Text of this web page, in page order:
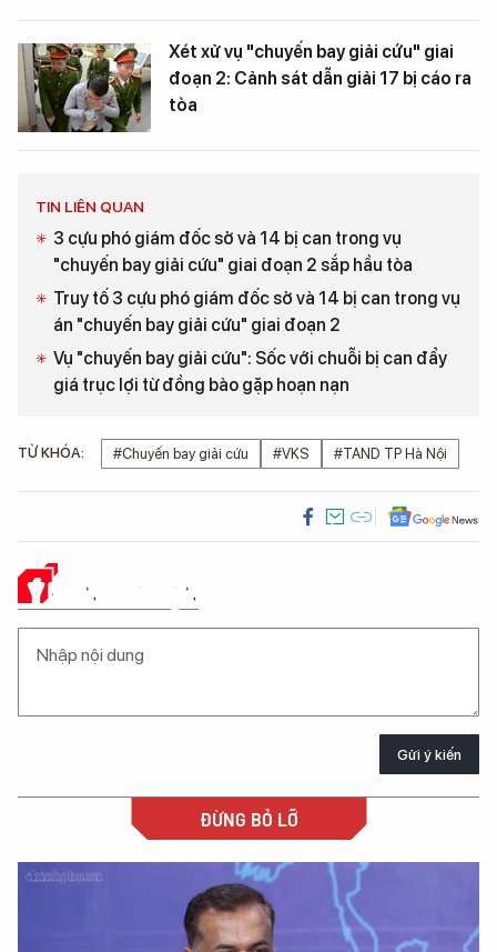
Xét xử vụ "chuyến bay giải cứu" giai
đoạn 2: Cảnh sát dẫn giải 17 bị cáo ra
tòa
TIN LIÊN QUAN
3 cựu phó giám đốc sở và 14 bị can trong vụ
"chuyến bay giải cứu" giai đoạn 2 sắp hầu tòa
Truy tố 3 cựu phó giám đốc sở và 14 bị can trong vụ
án "chuyến bay giải cứu" giai đoạn 2
Vụ "chuyến bay giải cứu": Sốc với chuỗi bị can đẩy
giá trục lợi từ đồng bào gặp hoạn nạn
TỪ KHÓA: #Chuyến bay giải cứu #VKS #TAND TP Hà Nội
Ý KIẾN CỦA BẠN
Gửi ý kiến
ĐỪNG BỎ LỠ